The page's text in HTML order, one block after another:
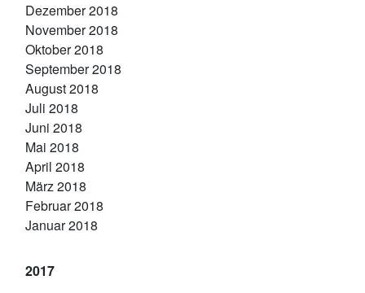
Dezember 2018
November 2018
Oktober 2018
September 2018
August 2018
Juli 2018
Juni 2018
Mai 2018
April 2018
März 2018
Februar 2018
Januar 2018
2017